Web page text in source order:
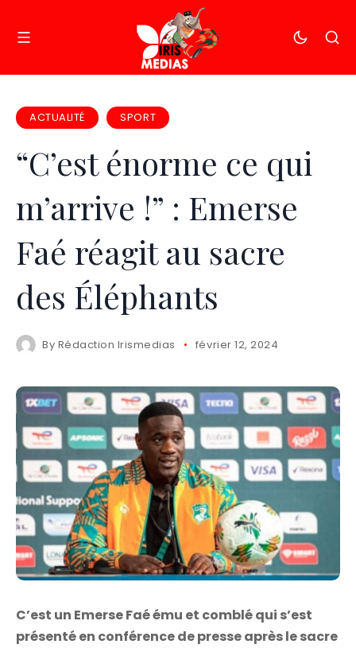
ACTUALITÉ SPORT
“C’est énorme ce qui
m’arrive !” : Emerse
Faé réagit au sacre
des Éléphants
By Rédaction Irismedias février 12, 2024
C’est un Emerse Faé ému et comblé qui s’est
présenté en conférence de presse après le sacre